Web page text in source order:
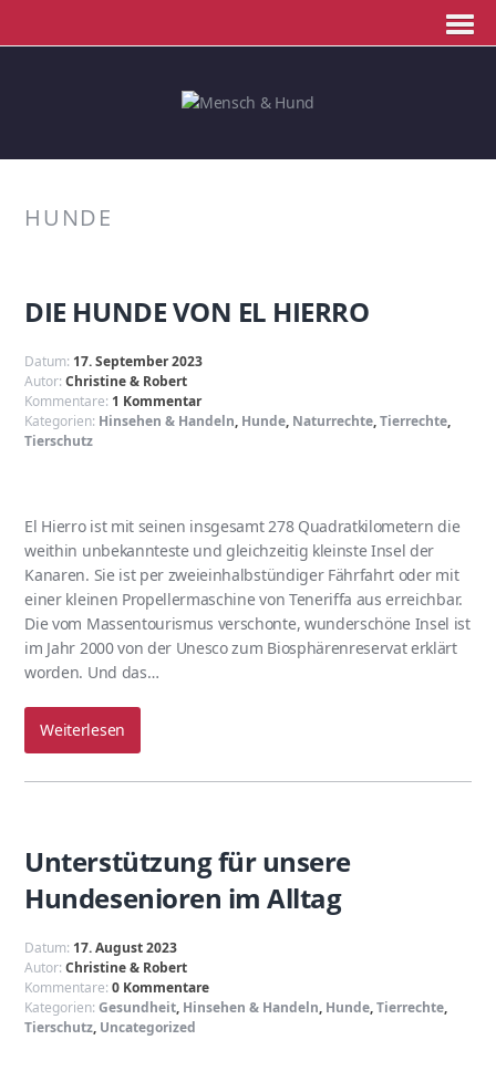
HUNDE
DIE HUNDE VON EL HIERRO
Datum: 17. September 2023
Autor:Christine & Robert
Kommentare: 1 Kommentar
Kategorien: Hinsehen & Handeln, Hunde, Naturrechte,Tierrechte,
Tierschutz
El Hierro ist mit seinen insgesamt 278 Quadratkilometern die
weithin unbekannteste und gleichzeitig kleinste Insel der
Kanaren. Sie ist per zweieinhalbstündiger Fährfahrt oder mit
einer kleinen Propellermaschine von Teneriffa aus erreichbar.
Die vom Massentourismus verschonte, wunderschöne Insel ist
im Jahr 2000 von der Unesco zum Biosphärenreservat erklärt
worden. Und das…
Weiterlesen
Unterstützung für unsere
Hundesenioren im Alltag
Datum: 17. August 2023
Autor:Christine & Robert
Kommentare:0 Kommentare
Kategorien:Gesundheit, Hinsehen & Handeln, Hunde,Tierrechte,
Tierschutz, Uncategorized